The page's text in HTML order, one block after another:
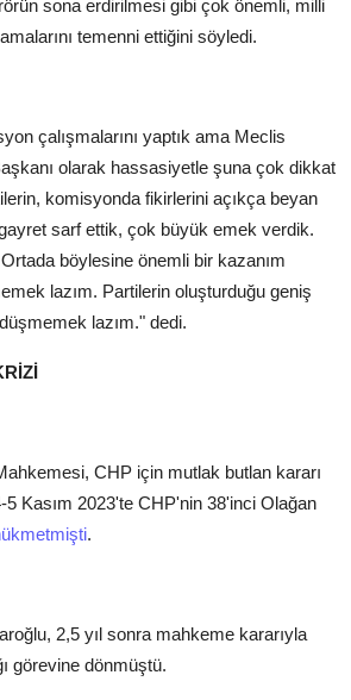
sona erdirilmesi gibi çok önemli, milli
temenni ettiğini söyledi.
çalışmalarını yaptık ama Meclis
olarak hassasiyetle şuna çok dikkat
komisyonda fikirlerini açıkça beyan
sarf ettik, çok büyük emek verdik.
böylesine önemli bir kazanım
lazım. Partilerin oluşturduğu geniş
lazım." dedi.
CHP için mutlak butlan kararı
Kasım 2023'te CHP'nin 38'inci Olağan
.
2,5 yıl sonra mahkeme kararıyla
görevine dönmüştü.